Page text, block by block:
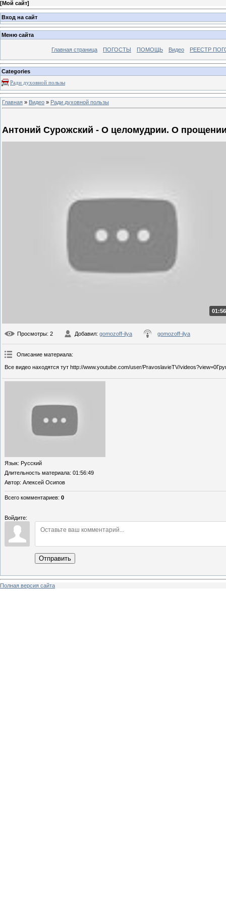
[Мой сайт]
Вход на сайт
Меню сайта
Главная страница ПОГОСТЫ ПОМОЩЬ Видео РЕЕСТР
Categories
Ради духовной пользы
Главная » Видео » Ради духовной пользы
Антоний Сурожский - О целомудрии. О
Просмотры: 2 Добавил: gomozoff-ilya gomozoff-ilya
Описание материала:
Все видео находятся тут http://www.youtube.com/user/PravoslavieTV/
Язык: Русский
Длительность материала: 01:56:49
Автор: Алексей Осипов
Всего комментариев: 0
Войдите:
Отправить
Полная версия сайта